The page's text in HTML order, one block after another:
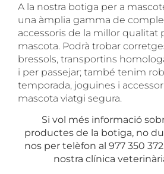
A la nostra botiga per a
una àmplia gamma de
accessoris de la millor qualitat
mascota. Podrà trobar
bressols, transportins
i per passejar; també tenim
temporada, joguines i
mascota viatgi segura.
Si vol més informació
productes de la botiga, no
nos per telèfon al 977 350
nostra clínica